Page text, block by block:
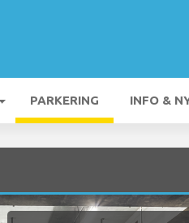
PARKERING INFO &